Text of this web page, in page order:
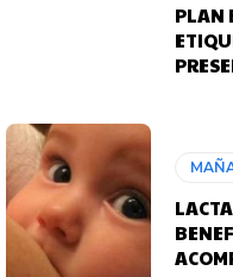
PLAN